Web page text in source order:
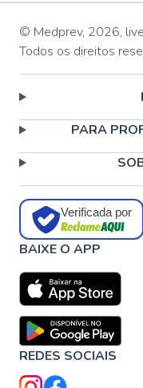
© Medprev, 2026, live
Todos os direitos
PARA
Verificada por
BAIXE O APP
REDES SOCIAIS